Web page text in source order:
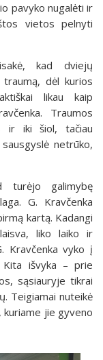
pavyko nugalėti ir
vietos pelnyti
kad dviejų
dėl kurios
likau kaip
Traumos
ir iki šiol, tačiau
netrūko,
turėjo galimybę
G. Kravčenka
kartą. Kadangi
liko laiko ir
Kravčenka vyko į
Kita išvyka – prie
sąsiauryje tikrai
Teigiamai nuteikė
jie gyveno